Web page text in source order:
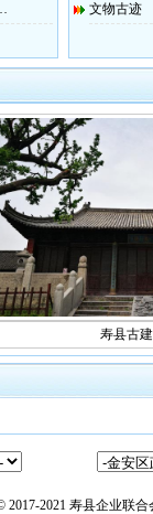
文物古迹
寿县古建筑
2017-2021 寿县企业联